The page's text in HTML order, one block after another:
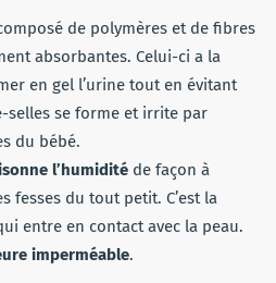
de polymères et de fibres
absorbantes. Celui-ci a la
en gel l’urine tout en évitant
selles se forme et irrite par
du bébé.
l’humidité de façon à
fesses du tout petit. C’est la
entre en contact avec la peau.
imperméable.